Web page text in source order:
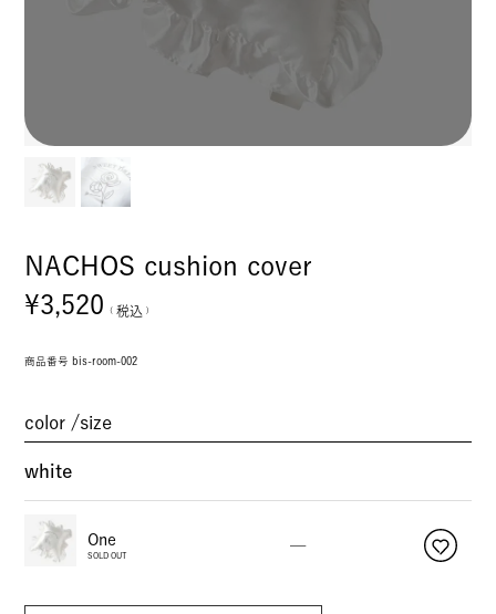
NACHOS cushion cover
¥3,520 税込
商品番号 bis-room-002
color size
white
One
SOLD OUT
—